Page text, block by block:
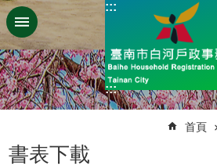
跳到主要內容區塊
:::
:::
首頁
書表下載